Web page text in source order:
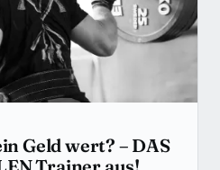
Geld wert? – DAS